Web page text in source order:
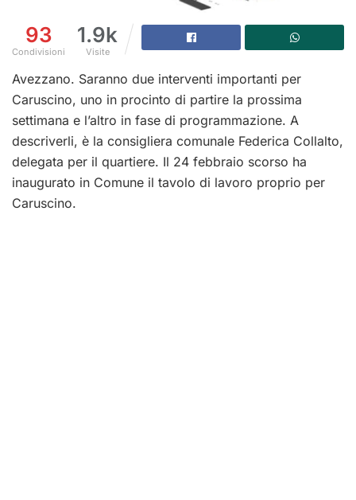
93
Condivisioni
1.9k
Visite
Avezzano. Saranno due interventi importanti per
Caruscino, uno in procinto di partire la prossima
settimana e l’altro in fase di programmazione. A
descriverli, è la consigliera comunale Federica Collalto,
delegata per il quartiere. Il 24 febbraio scorso ha
inaugurato in Comune il tavolo di lavoro proprio per
Caruscino.